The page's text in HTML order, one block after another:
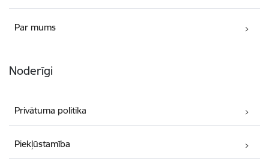
Par mums
Noderīgi
Privātuma politika
Piekļūstamība